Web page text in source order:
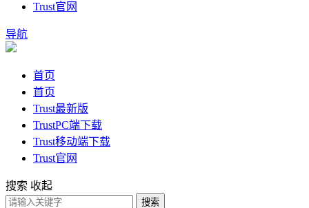
Trust官网
导航
首页
首页
Trust最新版
TrustPC端下载
Trust移动端下载
Trust官网
搜索 收起
搜索